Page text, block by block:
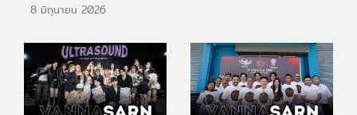
8 มิถุนายน 2026